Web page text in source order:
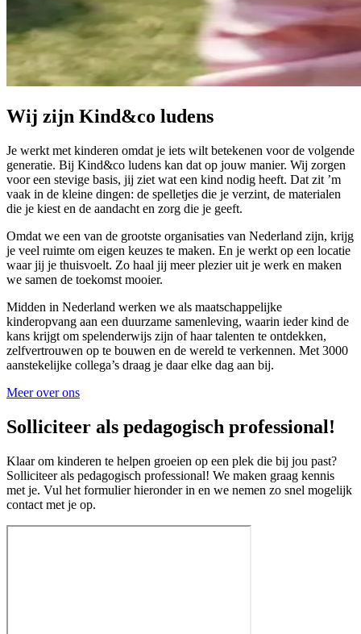
Wij zijn Kind&co ludens
Je werkt met kinderen omdat je iets wilt betekenen voor de volgende
generatie. Bij Kind&co ludens kan dat op jouw manier. Wij zorgen
voor een stevige basis, jij ziet wat een kind nodig heeft. Dat zit ’m
vaak in de kleine dingen: de spelletjes die je verzint, de materialen
die je kiest en de aandacht en zorg die je geeft.
Omdat we een van de grootste organisaties van Nederland zijn, krijg
je veel ruimte om eigen keuzes te maken. En je werkt op een locatie
waar jij je thuisvoelt. Zo haal jij meer plezier uit je werk en maken
we samen de toekomst mooier.
Midden in Nederland werken we als maatschappelijke
kinderopvang aan een duurzame samenleving, waarin ieder kind de
kans krijgt om spelenderwijs zijn of haar talenten te ontdekken,
zelfvertrouwen op te bouwen en de wereld te verkennen. Met 3000
aanstekelijke collega’s draag je daar elke dag aan bij.
Meer over ons
Solliciteer als pedagogisch professional!
Klaar om kinderen te helpen groeien op een plek die bij jou past?
Solliciteer als pedagogisch professional! We maken graag kennis
met je. Vul het formulier hieronder in en we nemen zo snel mogelijk
contact met je op.